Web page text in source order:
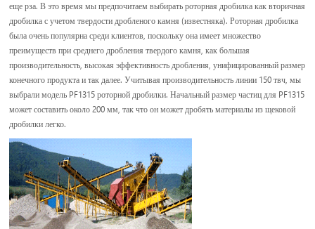
еще рза. В это время мы предпочитаем выбирать роторная дробилка как вторичная
дробилка с учетом твердости дробленого камня (известняка). Роторная дробилка
была очень популярна среди клиентов, поскольку она имеет множество
преимуществ при среднего дробления твердого камня, как большая
производительность, высокая эффективность дробления, унифицированный размер
конечного продукта и так далее. Учитывая производительность линии 150 твч, мы
выбрали модель PF1315 роторной дробилки. Начальный размер частиц для PF1315
может составить около 200 мм, так что он может дробять материалы из щековой
дробилки легко.